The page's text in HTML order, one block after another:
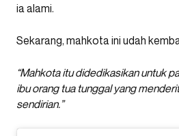
ia alami.
Sekarang, mahkota ini udah
“Mahkota itu didedikasikan untuk
ibu orang tua tunggal yang
sendirian.”